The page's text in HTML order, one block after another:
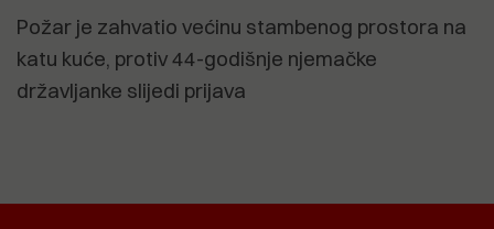
Požar je zahvatio većinu stambenog prostora na
katu kuće, protiv 44-godišnje njemačke
državljanke slijedi prijava